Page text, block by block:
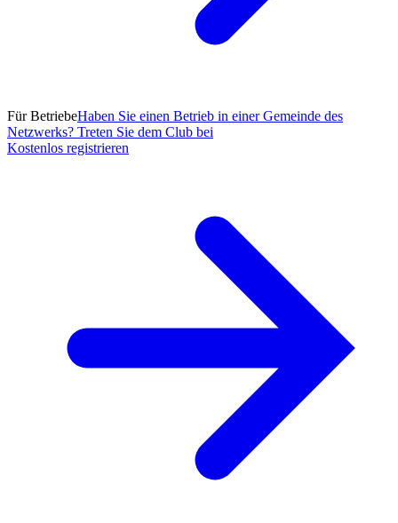
Für BetriebeHaben Sie einen Betrieb in einer Gemeinde des
Netzwerks? Treten Sie dem Club bei
Kostenlos registrieren